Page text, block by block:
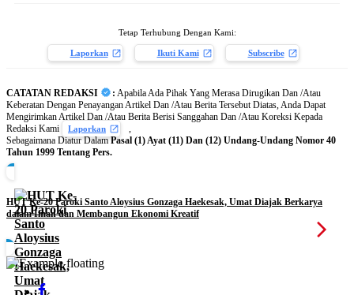
Tetap Terhubung Dengan Kami:
Laporkan Ikuti Kami Subscribe
CATATAN REDAKSI : Apabila Ada Pihak Yang Merasa Dirugikan Dan /Atau
Keberatan Dengan Penayangan Artikel Dan /Atau Berita Tersebut Diatas, Anda Dapat
Mengirimkan Artikel Dan /Atau Berita Berisi Sanggahan Dan /Atau Koreksi Kepada
Redaksi Kami
Laporkan
Sebagaimana Diatur DalamPasal (1) Ayat (11) Dan (12) Undang-Undang Nomor 40
Tahun 1999 Tentang Pers.
HUT Ke-20 Paroki Santo Aloysius Gonzaga Haekesak, Umat Diajak Berkarya
dalam Iman dan Membangun Ekonomi Kreatif